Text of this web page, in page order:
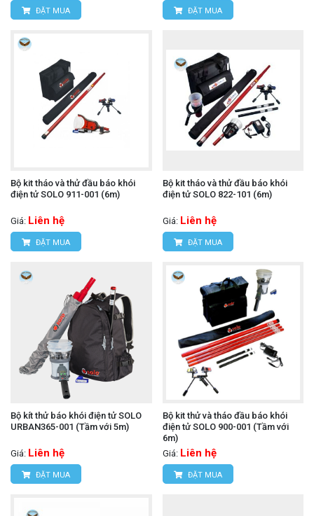
ĐẶT MUA ĐẶT MUA
Bộ kit tháo và thử đầu báo khói
điện tử SOLO 911-001 (6m)
Giá: Liên hệ
ĐẶT MUA
Bộ kit tháo và thử đầu báo khói
điện tử SOLO 822-101 (6m)
Giá: Liên hệ
ĐẶT MUA
Bộ kít thử báo khói điện tử SOLO
URBAN365-001 (Tầm với 5m)
Giá: Liên hệ
ĐẶT MUA
Bộ kit thử và tháo đầu báo khói
điện tử SOLO 900-001 (Tầm với
6m)
Giá: Liên hệ
ĐẶT MUA